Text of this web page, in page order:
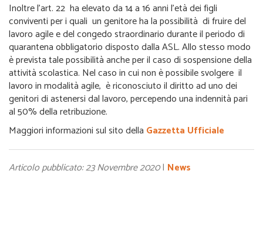
Inoltre l’art. 22 ha elevato da 14 a 16 anni l’età dei figli
conviventi per i quali un genitore ha la possibilità di fruire del
lavoro agile e del congedo straordinario durante il periodo di
quarantena obbligatorio disposto dalla ASL. Allo stesso modo
è prevista tale possibilità anche per il caso di sospensione della
attività scolastica. Nel caso in cui non è possibile svolgere il
lavoro in modalità agile, è riconosciuto il diritto ad uno dei
genitori di astenersi dal lavoro, percependo una indennità pari
al 50% della retribuzione.
Maggiori informazioni sul sito della Gazzetta Ufficiale
Articolo pubblicato: 23 Novembre 2020| News